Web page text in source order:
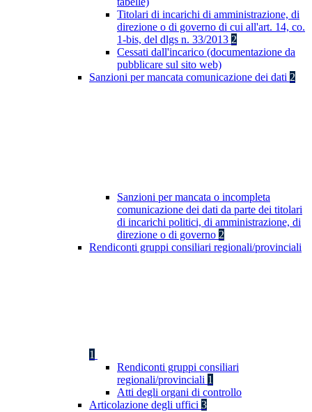
Titolari di incarichi di amministrazione, di
direzione o di governo di cui all'art. 14, co.
1-bis, del dlgs n. 33/2013 2
Cessati dall'incarico (documentazione da
pubblicare sul sito web)
Sanzioni per mancata comunicazione dei dati 2
Sanzioni per mancata o incompleta
comunicazione dei dati da parte dei titolari
di incarichi politici, di amministrazione, di
direzione o di governo 2
Rendiconti gruppi consiliari regionali/provinciali
1
Rendiconti gruppi consiliari
regionali/provinciali 1
Atti degli organi di controllo
Articolazione degli uffici 3